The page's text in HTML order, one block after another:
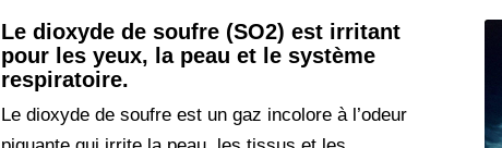
Le dioxyde de soufre (SO2) est irritant
pour les yeux, la peau et le système
respiratoire.
Le dioxyde de soufre est un gaz incolore à l’odeur